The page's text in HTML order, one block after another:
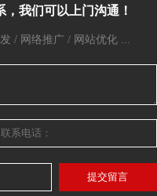
我们可以上门沟通！
/ 网络推广 / 网站优化 ...
提交留言